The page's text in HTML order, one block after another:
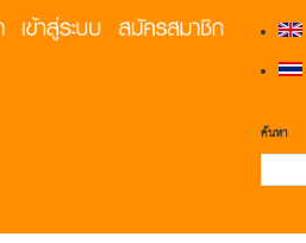
ค้นหา